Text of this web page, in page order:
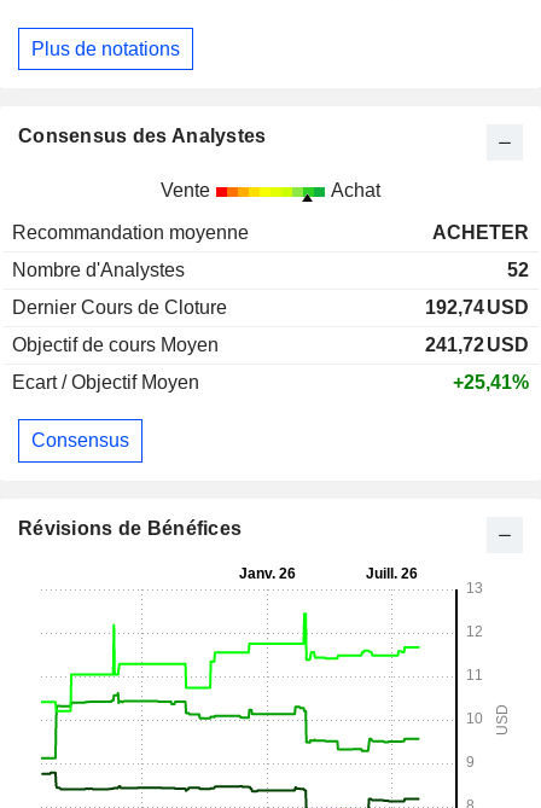
Plus de notations
Consensus des Analystes
Vente Achat
Recommandation moyenne
ACHETER
Nombre d'Analystes
52
Dernier Cours de Cloture
192,74USD
Objectif de cours Moyen
241,72USD
Ecart / Objectif Moyen
+25,41%
Consensus
Révisions de Bénéfices